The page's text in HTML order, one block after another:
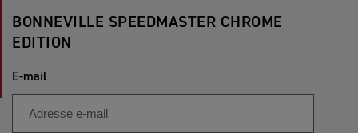
BONNEVILLE SPEEDMASTER CHROME
EDITION
E-mail